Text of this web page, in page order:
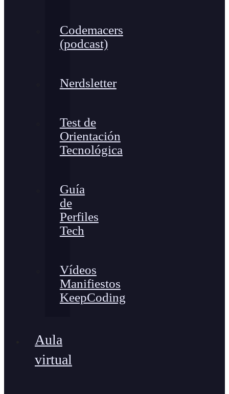
Codemacers
(podcast)
Nerdsletter
Test de
Orientación
Tecnológica
Guía
de
Perfiles
Tech
Vídeos
Manifiestos
KeepCoding
Aula
virtual